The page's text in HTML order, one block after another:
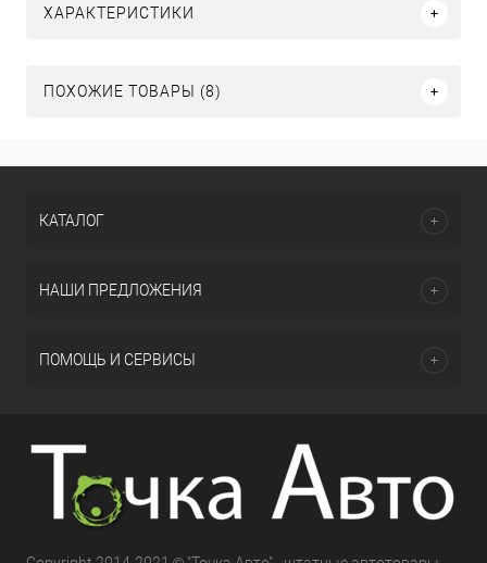
ХАРАКТЕРИСТИКИ
ПОХОЖИЕ ТОВАРЫ (8)
КАТАЛОГ
НАШИ ПРЕДЛОЖЕНИЯ
ПОМОЩЬ И СЕРВИСЫ